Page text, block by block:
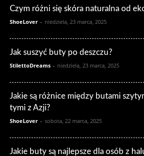
Czym różni się skóra naturalna od
ShoeLover - niedziela, 23 marca, 2025
Jak suszyć buty po deszczu?
StilettoDreams - niedziela, 23 marca, 2025
Jakie są różnice między butami
tymi z Azji?
ShoeLover - sobota, 22 marca, 2025
Jakie buty są najlepsze dla osób z